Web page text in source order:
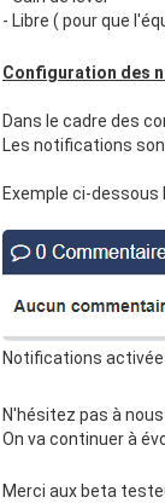
- Libre ( pour que
Configuration des
Dans le cadre des
Les notifications
Exemple ci-
Notifications
N'hésitez pas à
On va continuer à
Merci aux beta